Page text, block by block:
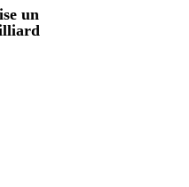
un